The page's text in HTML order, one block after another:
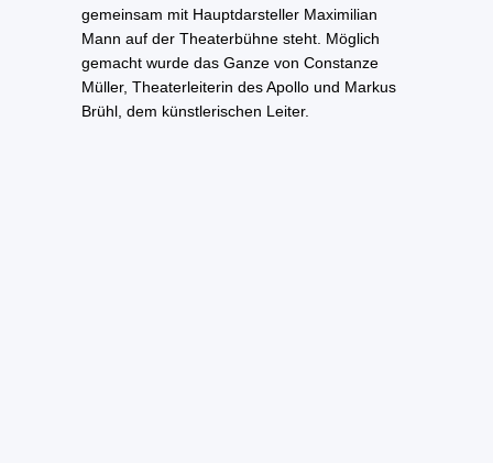
gemeinsam mit Hauptdarsteller Maximilian
Mann auf der Theaterbühne steht. Möglich
gemacht wurde das Ganze von Constanze
Müller, Theaterleiterin des Apollo und Markus
Brühl, dem künstlerischen Leiter.